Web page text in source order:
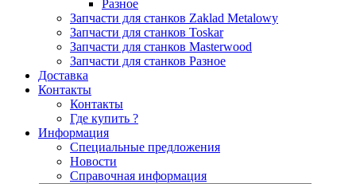
Разное
Запчасти для станков Zaklad Metalowy
Запчасти для станков Toskar
Запчасти для станков Masterwood
Запчасти для станков Разное
Доставка
Контакты
Контакты
Где купить ?
Информация
Специальные предложения
Новости
Справочная информация